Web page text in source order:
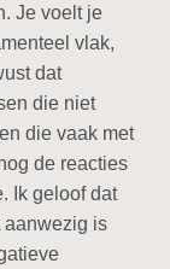
Je voelt je
vlak,
dat
die niet
die vaak met
de reacties
Ik geloof dat
aanwezig is